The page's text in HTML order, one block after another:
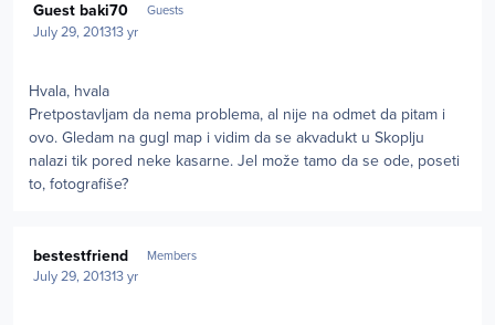
Guest baki70 Guests
July 29, 201313 yr
Hvala, hvala
Pretpostavljam da nema problema, al nije na odmet da pitam i
ovo. Gledam na gugl map i vidim da se akvadukt u Skoplju
nalazi tik pored neke kasarne. Jel može tamo da se ode, poseti
to, fotografiše?
bestestfriend Members
July 29, 201313 yr